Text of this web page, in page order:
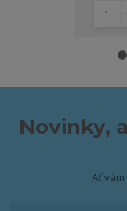
Novinky,
Ať